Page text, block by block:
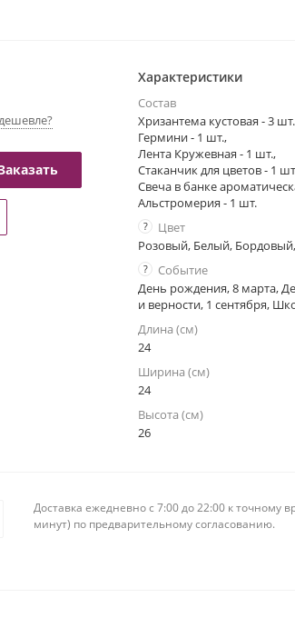
идеальным подарком. Бело-фиолетовые
Характеристики
Состав
Хризантема кустовая - 3
Гермини - 1 шт.,
Лента Кружевная - 1 шт.,
Стаканчик для цветов - 1
Свеча в банке
Альстромерия - 1 шт.
?
Цвет
Розовый, Белый,
?
Событие
День рождения, 8 марта,
и верности, 1 сентября,
Длина (см)
24
Ширина (см)
24
Высота (см)
26
Доставка ежедневно c 7:00 до 22:00 к точному
минут) по предварительному согласованию.